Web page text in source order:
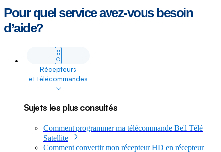
Pour quel service avez-vous besoin
d’aide?
Récepteurs
et télécommandes
dropdown
Sujets les plus consultés
Comment programmer ma télécommande Bell Télé
Satellite
Comment convertir mon récepteur HD en récepteur